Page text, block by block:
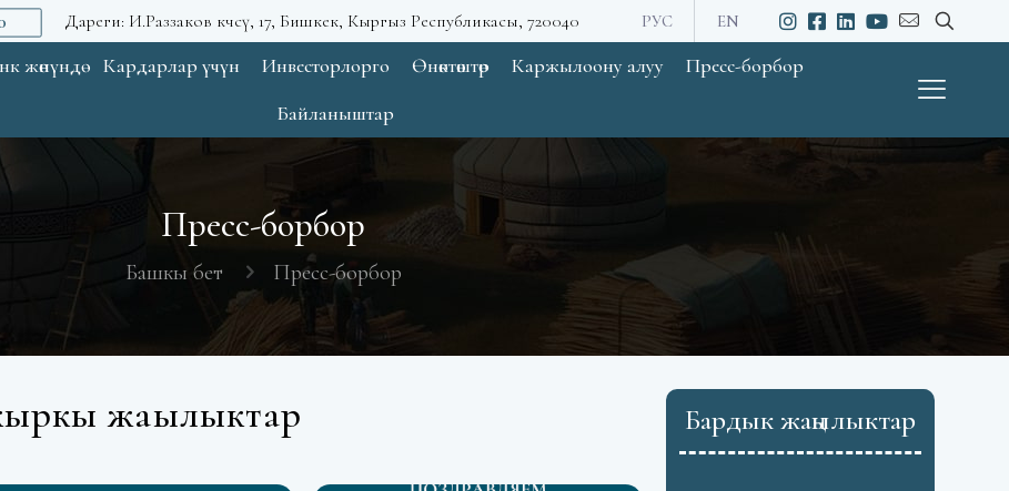
Дареги: И.Раззаков көчөсү, 17, Бишкек, Кыргыз Республикасы, 720040 РУС EN
жөнүндө Кардарлар үчүн Инвесторлорго Өнөктөштөр Каржылоону алуу
Пресс-борбор
Байланыштар
Пресс-борбор
Башкы бет Пресс-борбор
жаңылыктар Бардык жаңылыктар